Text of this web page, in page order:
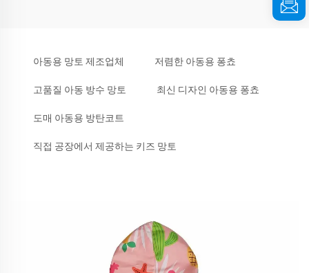
아동용 망토 제조업체 저렴한 아동용 퐁쵸
고품질 아동 방수 망토 최신 디자인 아동용 퐁쵸
도매 아동용 방탄코트
직접 공장에서 제공하는 키즈 망토